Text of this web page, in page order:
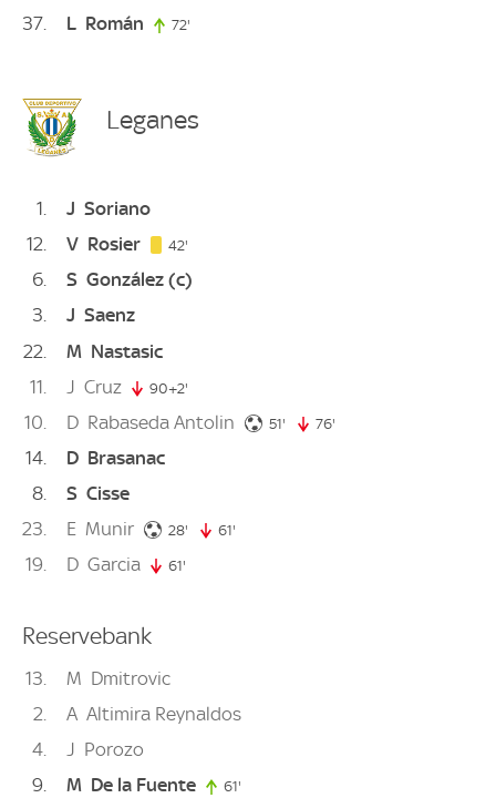
37 L Román 72'
Leganes
1 J Soriano
12
V Rosier 42'
6 S González (c)
3
J Saenz
22
M Nastasic
11
J Cruz 90+2'
10 D Rabaseda Antolin 51' 51. minute
76'
14 D Brasanac
8
S Cisse
23
E Munir 28' 28. minute
61'
19 D Garcia 61'
Reservebank
13 M Dmitrovic
2
A Altimira Reynaldos
4
J Porozo
9
M De la Fuente 61'